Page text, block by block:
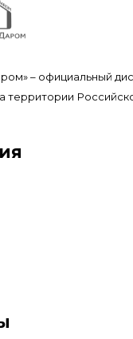
– официальный
территории